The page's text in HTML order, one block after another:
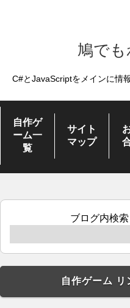
鳩で
C#とJavaScriptをメインに情
自作ゲ
ーム一
覧
サイト
マップ
ブログ内検索
自作ゲーム リ